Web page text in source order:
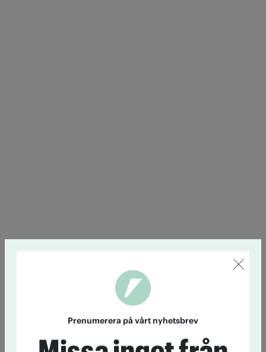
Prenumerera på vårt nyhetsbrev